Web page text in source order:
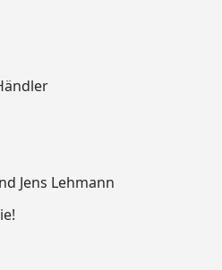
Jens Lehmann